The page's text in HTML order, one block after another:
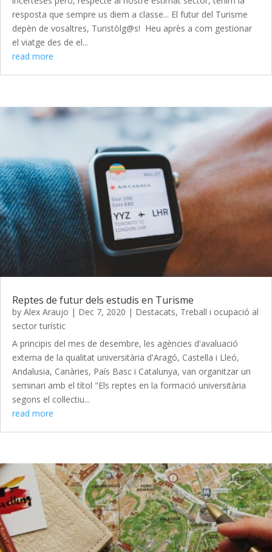
resposta que sempre us diem a classe... El futur del Turisme
depèn de vosaltres, Turistòlg@s! Heu après a com gestionar
el viatge des de el...
read more
Reptes de futur dels estudis en Turisme
by Alex Araujo | Dec 7, 2020 | Destacats, Treball i ocupació al
sector turístic
A principis del mes de desembre, les agències d'avaluació
externa de la qualitat universitària d'Aragó, Castella i Lleó,
Andalusia, Canàries, País Basc i Catalunya, van organitzar un
seminari amb el títol "Els reptes en la formació universitària
segons el col·lectiu...
read more